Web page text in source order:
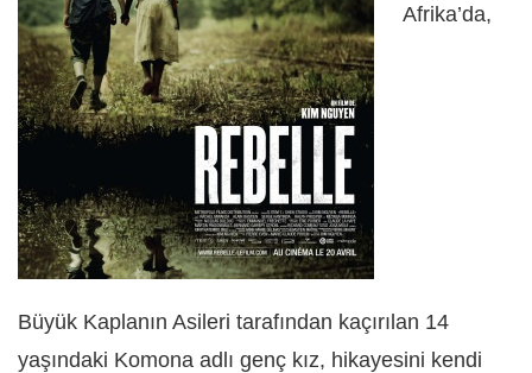
Afrika’da,
Büyük Kaplanın Asileri tarafından kaçırılan 14
yaşındaki Komona adlı genç kız, hikayesini kendi